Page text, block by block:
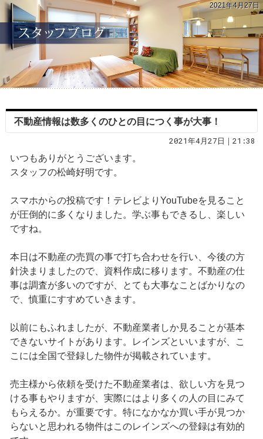
2021年4月27日
不動産情報は数多くのひとの目につく事が大事！
2021年4月27日｜21:38
いつもありがとうございます。
スタッフの松崎好明です。
スマホからの投稿です！テレビよりYouTubeを見ること
が圧倒的に多くなりました。学ぶ事もできるし、楽しい
ですね。
本日は不動産の売買の事で打ち合わせを行い、今後の方
針決まりましたので、資料作成に移ります。不動産の仕
事は調査が多いのですが、とても大事なことばかりなの
で、慎重にすすめていきます。
以前にもふれましたが、不動産業者しか見ることが基本
できないサイトがあります。レインズといいますが、こ
こには全国で登録した物件が掲載されています。
売主様から依頼を受けた不動産業者は、欲しい方を見つ
ける事もやりますが、実際にはより多くの人の目にみて
もらえるか。が重要です。特になかなか買い手が見つか
らないと思われる物件はこのレインズへの登録は有効的